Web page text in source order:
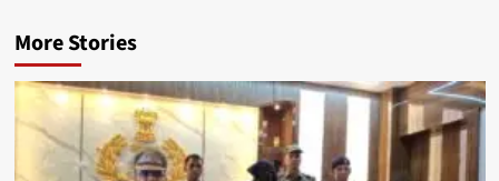
More Stories